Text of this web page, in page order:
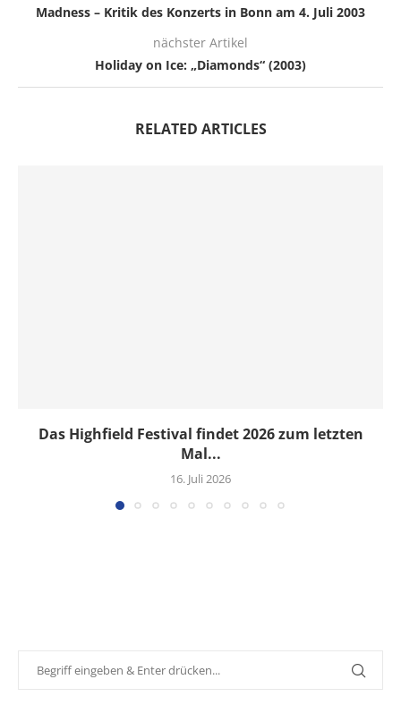
Madness – Kritik des Konzerts in Bonn am 4. Juli 2003
nächster Artikel
Holiday on Ice: „Diamonds“ (2003)
RELATED ARTICLES
Das Highfield Festival findet 2026 zum letzten
Mal...
16. Juli 2026